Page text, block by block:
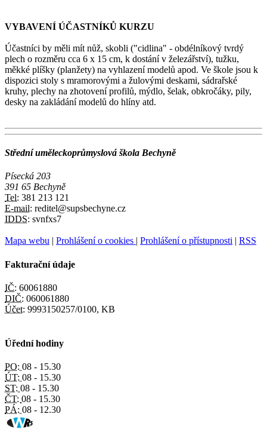
VYBAVENÍ ÚČASTNÍKŮ KURZU
Účastníci by měli mít nůž, skobli ("cidlina" - obdélníkový tvrdý
plech o rozměru cca 6 x 15 cm, k dostání v železářství), tužku,
měkké plíšky (planžety) na vyhlazení modelů apod. Ve škole jsou k
dispozici stoly s mramorovými a žulovými deskami, sádrařské
kruhy, plechy na zhotovení profilů, mýdlo, šelak, obkročáky, pily,
desky na zakládání modelů do hlíny atd.
Střední uměleckoprůmyslová škola Bechyně
Písecká 203
391 65 Bechyně
Tel: 381 213 121
E-mail: reditel@supsbechyne.cz
IDDS: svnfxs7
Mapa webu | Prohlášení o cookies | Prohlášení o přístupnosti | RSS
Fakturační údaje
IČ: 60061880
DIČ: 060061880
Účet: 9993150257/0100, KB
Úřední hodiny
PO: 08 - 15.30
ÚT: 08 - 15.30
ST: 08 - 15.30
ČT: 08 - 15.30
PÁ: 08 - 12.30